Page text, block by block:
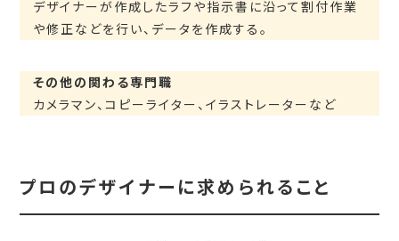
デザイナーが作成したラフや指示書に沿って割付作業
や修正などを行い、データを作成する。
その他の関わる専門職
カメラマン、コピーライター、イラストレーターなど
プロのデザイナーに求められること